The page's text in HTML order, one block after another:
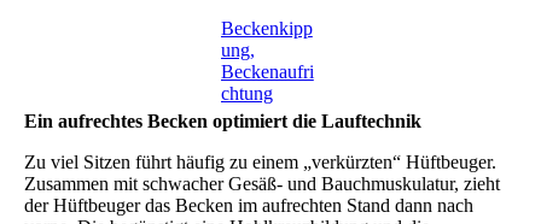
Beckenkipp
ung,
Beckenaufri
chtung
Ein aufrechtes Becken optimiert die Lauftechnik
Zu viel Sitzen führt häufig zu einem „verkürzten“ Hüftbeuger.
Zusammen mit schwacher Gesäß- und Bauchmuskulatur, zieht
der Hüftbeuger das Becken im aufrechten Stand dann nach